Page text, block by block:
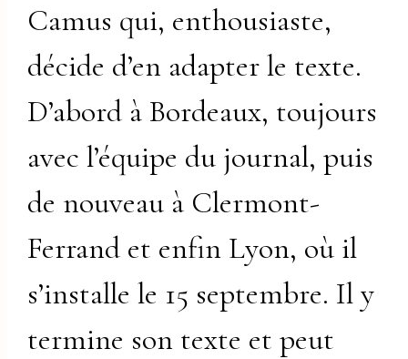
Camus qui, enthousiaste,
décide d’en adapter le texte.
D’abord à Bordeaux, toujours
avec l’équipe du journal, puis
de nouveau à Clermont-
Ferrand et enfin Lyon, où il
s’installe le 15 septembre. Il y
termine son texte et peut